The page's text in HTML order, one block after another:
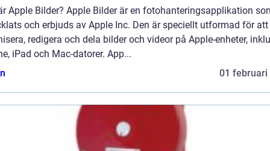
Apple Bilder? Apple Bilder är en fotohanteringsapplikation
och erbjuds av Apple Inc. Den är speciellt utformad för att
redigera och dela bilder och videor på Apple-enheter,
iPad och Mac-datorer. App...
01 februari